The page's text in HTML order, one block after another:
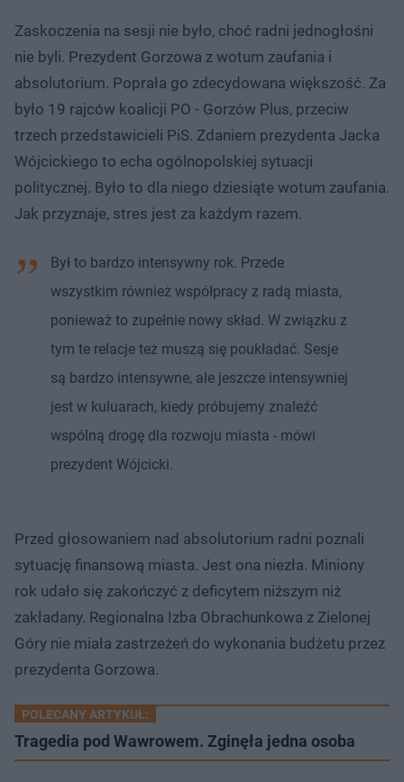
Zaskoczenia na sesji nie było, choć radni jednogłośni
nie byli. Prezydent Gorzowa z wotum zaufania i
absolutorium. Poprała go zdecydowana większość. Za
było 19 rajców koalicji PO - Gorzów Plus, przeciw
trzech przedstawicieli PiS. Zdaniem prezydenta Jacka
Wójcickiego to echa ogólnopolskiej sytuacji
politycznej. Było to dla niego dziesiąte wotum zaufania.
Jak przyznaje, stres jest za każdym razem.
Był to bardzo intensywny rok. Przede
wszystkim również współpracy z radą miasta,
ponieważ to zupełnie nowy skład. W związku z
tym te relacje też muszą się poukładać. Sesje
są bardzo intensywne, ale jeszcze intensywniej
jest w kuluarach, kiedy próbujemy znaleźć
wspólną drogę dla rozwoju miasta - mówi
prezydent Wójcicki.
Przed głosowaniem nad absolutorium radni poznali
sytuację finansową miasta. Jest ona niezła. Miniony
rok udało się zakończyć z deficytem niższym niż
zakładany. Regionalna Izba Obrachunkowa z Zielonej
Góry nie miała zastrzeżeń do wykonania budżetu przez
prezydenta Gorzowa.
POLECANY ARTYKUŁ:
Tragedia pod Wawrowem. Zginęła jedna osoba